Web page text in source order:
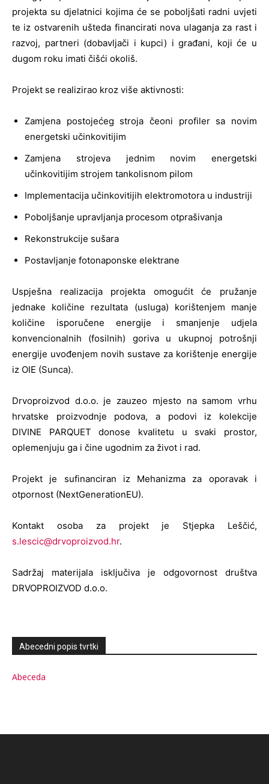
projekta su djelatnici kojima će se poboljšati radni uvjeti
te iz ostvarenih ušteda financirati nova ulaganja za rast i
razvoj, partneri (dobavljači i kupci) i građani, koji će u
dugom roku imati čišći okoliš.
Projekt se realizirao kroz više aktivnosti:
Zamjena postojećeg stroja čeoni profiler sa novim
energetski učinkovitijim
Zamjena strojeva jednim novim energetski
učinkovitijim strojem tankolisnom pilom
Implementacija učinkovitijih elektromotora u industriji
Poboljšanje upravljanja procesom otprašivanja
Rekonstrukcije sušara
Postavljanje fotonaponske elektrane
Uspješna realizacija projekta omogućit će pružanje
jednake količine rezultata (usluga) korištenjem manje
količine isporučene energije i smanjenje udjela
konvencionalnih (fosilnih) goriva u ukupnoj potrošnji
energije uvođenjem novih sustave za korištenje energije
iz OIE (Sunca).
Drvoproizvod d.o.o. je zauzeo mjesto na samom vrhu
hrvatske proizvodnje podova, a podovi iz kolekcije
DIVINE PARQUET donose kvalitetu u svaki prostor,
oplemenjuju ga i čine ugodnim za život i rad.
Projekt je sufinanciran iz Mehanizma za oporavak i
otpornost (NextGenerationEU).
Kontakt osoba za projekt je Stjepka Leščić,
s.lescic@drvoproizvod.hr.
Sadržaj materijala isključiva je odgovornost društva
DRVOPROIZVOD d.o.o.
Abecedni popis tvrtki
Abeceda